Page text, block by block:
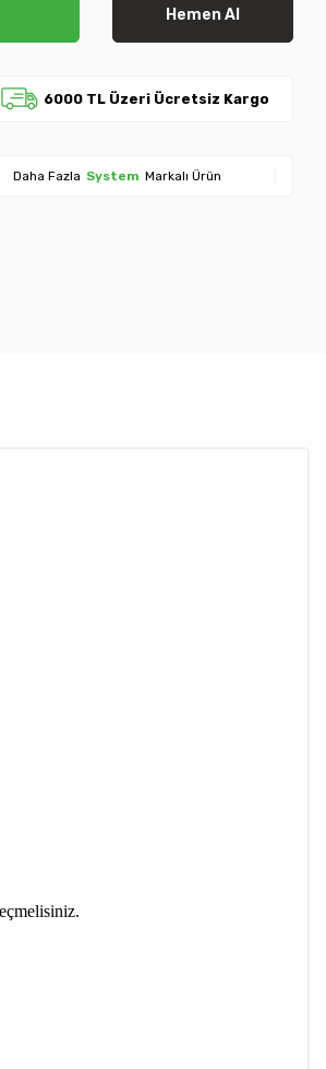
Hemen Al
6000 TL Üzeri Ücretsiz Kargo
Daha Fazla System Markalı Ürün